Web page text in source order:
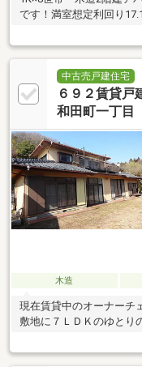
です！満室想定利回り
中古売戸建住宅
６９２賃貸
和田町一丁目
木造
現在賃貸中のオーナーチ
敷地に７ＬＤＫのゆとり